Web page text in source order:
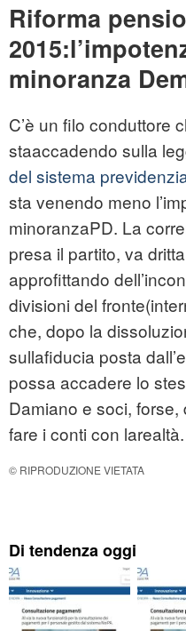
Riforma
minoranza
C’è un filo conduttore
staaccadendo sulla
del sistema
sta venendo meno
minoranzaPD. La
presa il partito, va
approfittando
divisioni del
che, dopo la
sullafiducia posta
possa accadere lo
Damiano e soci,
fare i conti con larealtà.
© RIPRODUZIONE VIETATA
Di tendenza oggi